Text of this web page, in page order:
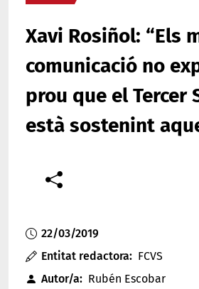
Xavi Rosiñol: “Els
comunicació no
prou que el Tercer
està sostenint
22/03/2019
Entitat redactora
FCVS
Autor/a
Rubén Escobar